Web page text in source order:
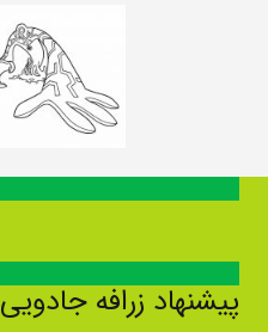
پیشنهاد زرافه جادویی